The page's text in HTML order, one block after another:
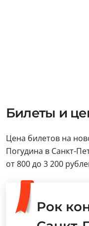
Билеты и
Цена билетов на
Погудина в Санкт-
от 800 до 3 200
Рок